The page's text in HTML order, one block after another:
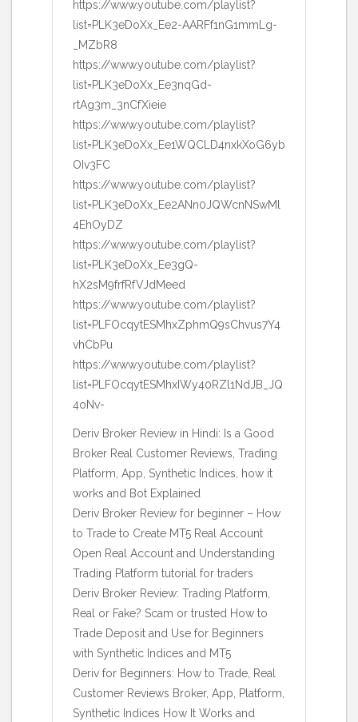
https://www.youtube.com/playlist?
list=PLK3eDoXx_Ee2-AARFf1nG1mmLg-
_MZbR8
https://www.youtube.com/playlist?
list=PLK3eDoXx_Ee3nqGd-
rtAg3m_3nCfXieie
https://www.youtube.com/playlist?
list=PLK3eDoXx_Ee1WQCLD4nxkXoG6yb
OIv3FC
https://www.youtube.com/playlist?
list=PLK3eDoXx_Ee2ANn0JQWcnNSwMl
4EhOyDZ
https://www.youtube.com/playlist?
list=PLK3eDoXx_Ee3gQ-
hX2sM9frfRfVJdMeed
https://www.youtube.com/playlist?
list=PLFOcqytESMhxZphmQ9sChvus7Y4
vhCbPu
https://www.youtube.com/playlist?
list=PLFOcqytESMhxIWy40RZl1NdJB_JQ
4oNv-
Deriv Broker Review in Hindi: Is a Good
Broker Real Customer Reviews, Trading
Platform, App, Synthetic Indices, how it
works and Bot Explained
Deriv Broker Review for beginner – How
to Trade to Create MT5 Real Account
Open Real Account and Understanding
Trading Platform tutorial for traders
Deriv Broker Review: Trading Platform,
Real or Fake? Scam or trusted How to
Trade Deposit and Use for Beginners
with Synthetic Indices and MT5
Deriv for Beginners: How to Trade, Real
Customer Reviews Broker, App, Platform,
Synthetic Indices How It Works and